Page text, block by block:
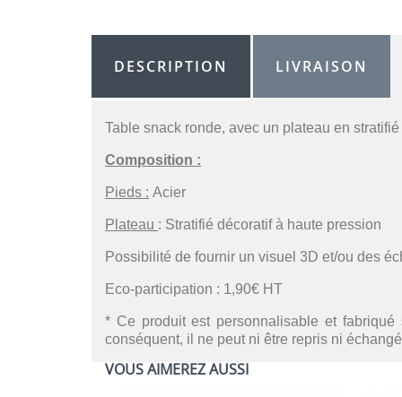
DESCRIPTION LIVRAISON
Table snack ronde, avec un plateau en
Composition :
Pieds : Acier
Plateau : Stratifié décoratif à haute pression
Possibilité de fournir un visuel 3D et/ou des
Eco-participation : 1,90€ HT
* Ce produit est personnalisable et fabriqué
conséquent, il ne peut ni être repris ni échangé
VOUS AIMEREZ AUSSI